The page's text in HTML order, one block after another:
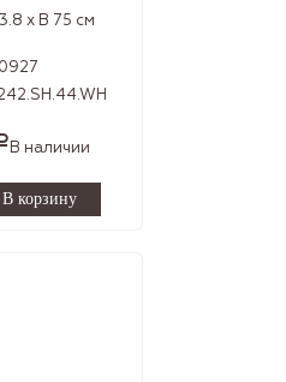
x В 75 см
В наличии